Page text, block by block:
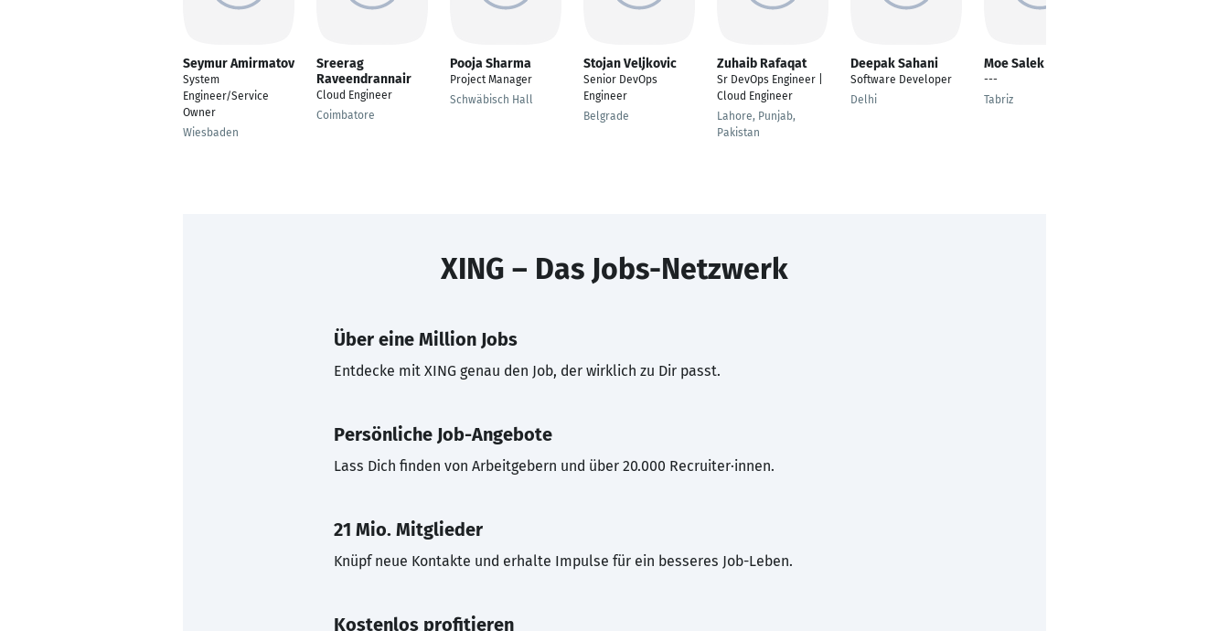
Seymur Amirmatov
System
Engineer/Service
Owner
Wiesbaden
Sreerag
Raveendrannair
Cloud Engineer
Coimbatore
Pooja Sharma
Project Manager
Schwäbisch Hall
Stojan Veljkovic
Senior DevOps
Engineer
Belgrade
Zuhaib Rafaqat
Sr DevOps Engineer |
Cloud Engineer
Lahore, Punjab,
Pakistan
Deepak Sahani
Software Developer
Delhi
Moe Salek
---
Tabriz
XING – Das Jobs-Netzwerk
Über eine Million Jobs
Entdecke mit XING genau den Job, der wirklich zu Dir passt.
Persönliche Job-Angebote
Lass Dich finden von Arbeitgebern und über 20.000 Recruiter·innen.
21 Mio. Mitglieder
Knüpf neue Kontakte und erhalte Impulse für ein besseres Job-Leben.
Kostenlos profitieren